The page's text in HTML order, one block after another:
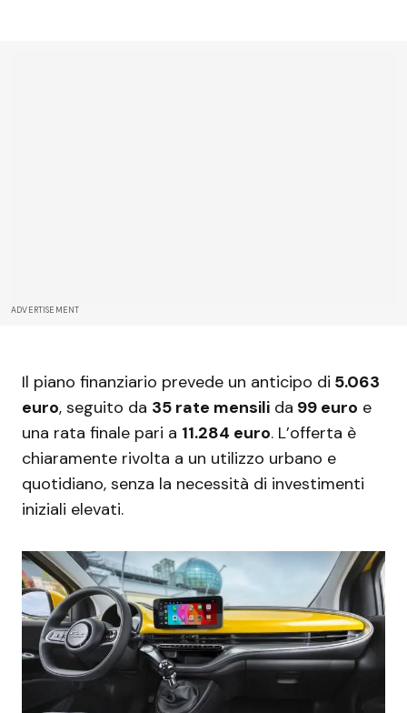
ADVERTISEMENT
Il piano finanziario prevede un anticipo di 5.063
euro, seguito da 35 rate mensili da 99 euro e
una rata finale pari a 11.284 euro. L’offerta è
chiaramente rivolta a un utilizzo urbano e
quotidiano, senza la necessità di investimenti
iniziali elevati.